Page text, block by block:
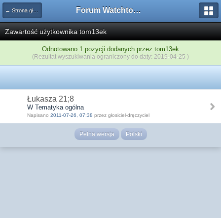
← Strona główna Forum Watchtower
Zawartość użytkownika tom13ek
Odnotowano 1 pozycji dodanych przez tom13ek
(Rezultat wyszukiwania ograniczony do daty: 2019-04-25 )
Łukasza 21;8
W Tematyka ogólna
Napisano 2011-07-26, 07:38 przez głosiciel-dręczyciel
Pełna wersja Polski